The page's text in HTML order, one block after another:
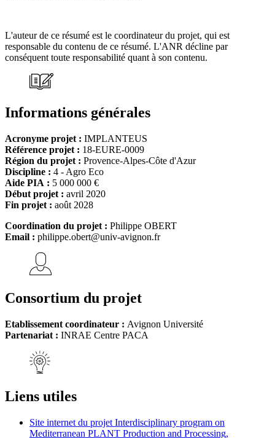
L'auteur de ce résumé est le coordinateur du projet, qui est
responsable du contenu de ce résumé. L'ANR décline par
conséquent toute responsabilité quant à son contenu.
Informations générales
Acronyme projet : IMPLANTEUS
Référence projet : 18-EURE-0009
Région du projet : Provence-Alpes-Côte d'Azur
Discipline : 4 - Agro Eco
Aide PIA : 5 000 000 €
Début projet : avril 2020
Fin projet : août 2028
Coordination du projet : Philippe OBERT
Email : philippe.obert@univ-avignon.fr
Consortium du projet
Etablissement coordinateur : Avignon Université
Partenariat : INRAE Centre PACA
Liens utiles
Site internet du projet Interdisciplinary program on
Mediterranean PLANT Production and Processing,